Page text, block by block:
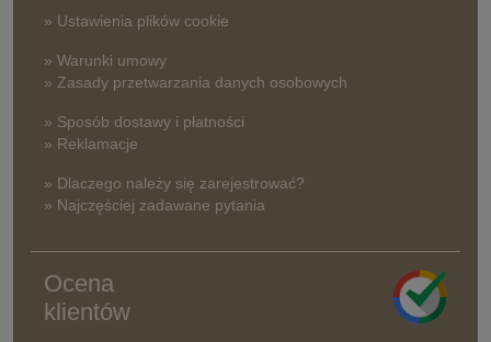
» Ustawienia plików cookie
» Warunki umowy
» Zasady przetwarzania danych osobowych
» Sposób dostawy i płatności
» Reklamacje
» Dlaczego należy się zarejestrować?
» Najczęściej zadawane pytania
Ocena
klientów